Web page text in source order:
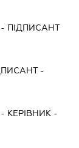
- ПІДПИСАНТ
-
- КЕРІВНИК-